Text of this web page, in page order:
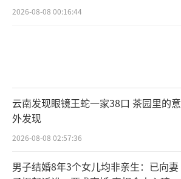
2026-08-08 00:16:44
云南发现眼镜王蛇一家38口 茶园里的意
外发现
2026-08-08 02:57:36
男子结婚8年3个女儿均非亲生：已向妻